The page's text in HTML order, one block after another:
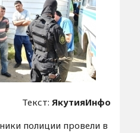
Текст:ЯкутияИнфо
полиции провели в